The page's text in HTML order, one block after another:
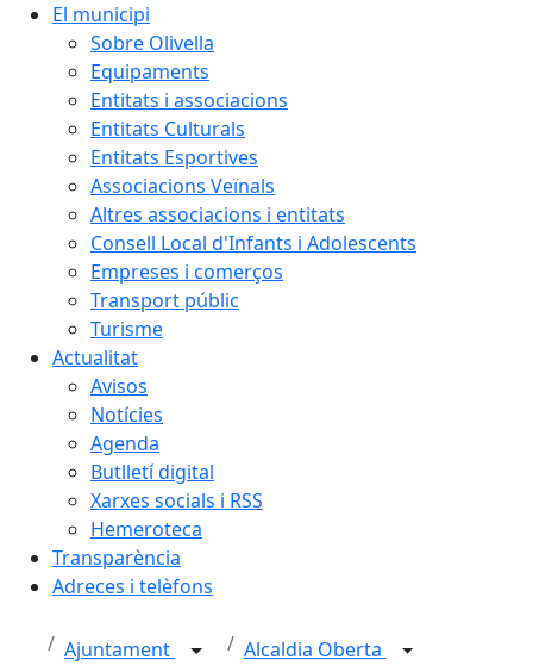
El municipi
Sobre Olivella
Equipaments
Entitats i associacions
Entitats Culturals
Entitats Esportives
Associacions Veïnals
Altres associacions i entitats
Consell Local d'Infants i Adolescents
Empreses i comerços
Transport públic
Turisme
Actualitat
Avisos
Notícies
Agenda
Butlletí digital
Xarxes socials i RSS
Hemeroteca
Transparència
Adreces i telèfons
Ajuntament
Alcaldia Oberta